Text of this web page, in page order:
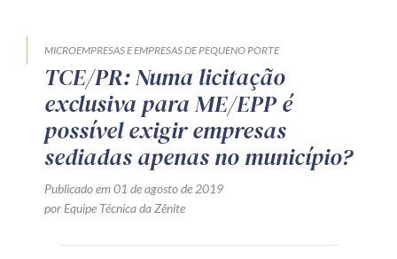
MICROEMPRESAS E EMPRESAS DE PEQUENO PORTE
TCE/PR: Numa licitação
exclusiva para ME/EPP é
possível exigir empresas
sediadas apenas no município?
Publicado em 01 de agosto de 2019
por Equipe Técnica da Zênite